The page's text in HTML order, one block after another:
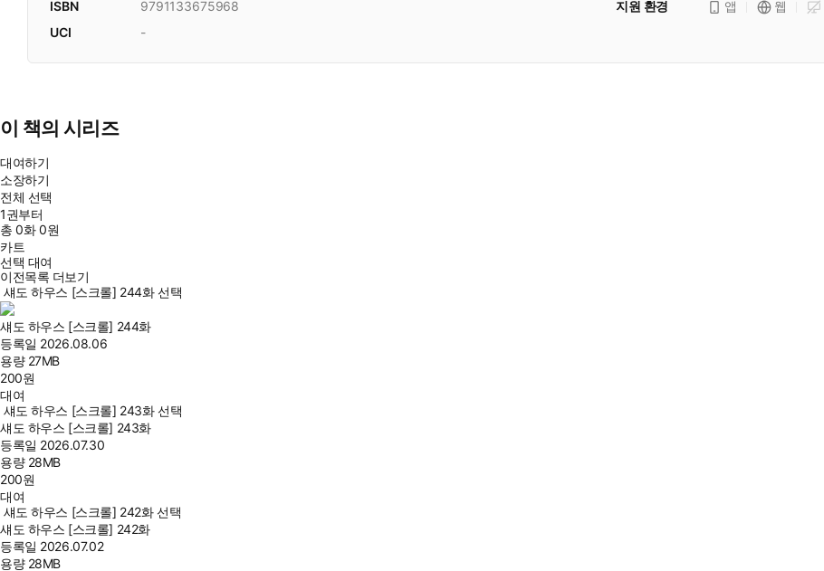
지원 환경
앱 웹
ISBN
9791133675968
UCI
-
이 책의 시리즈
대여하기
소장하기
전체 선택
1권부터
총0화0원
카트
선택 대여
이전목록 더보기
섀도 하우스 [스크롤] 244화 선택
섀도 하우스 [스크롤] 244화
등록일 2026.08.06
용량 27MB
200원
대여
섀도 하우스 [스크롤] 243화 선택
섀도 하우스 [스크롤] 243화
등록일 2026.07.30
용량 28MB
200원
대여
섀도 하우스 [스크롤] 242화 선택
섀도 하우스 [스크롤] 242화
등록일 2026.07.02
용량 28MB